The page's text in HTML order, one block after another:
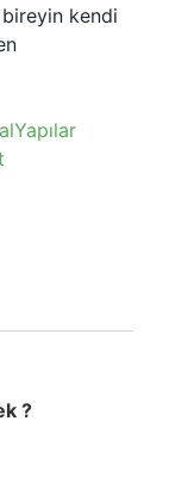
kendi
?